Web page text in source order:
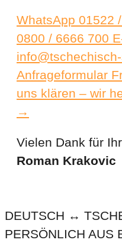
WhatsApp 01522
0800 / 6666 700
Anfrageformular
uns klären – wir
→
Vielen Dank für
Roman Krakovic
DEUTSCH ↔
PERSÖNLICH AUS